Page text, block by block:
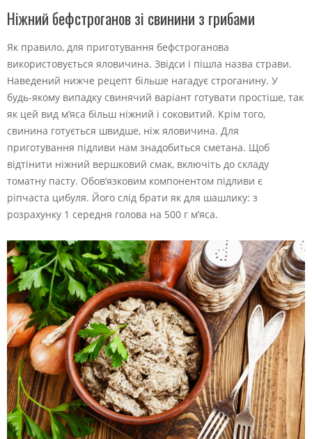
Ніжний бефстроганов зі свинини з грибами
Як правило, для приготування бефстроганова
використовується яловичина. Звідси і пішла назва страви.
Наведений нижче рецепт більше нагадує строганину. У
будь-якому випадку свинячий варіант готувати простіше, так
як цей вид м’яса більш ніжний і соковитий. Крім того,
свинина готується швидше, ніж яловичина. Для
приготування підливи нам знадобиться сметана. Щоб
відтінити ніжний вершковий смак, включіть до складу
томатну пасту. Обов’язковим компонентом підливи є
ріпчаста цибуля. Його слід брати як для шашлику: з
розрахунку 1 середня голова на 500 г м’яса.